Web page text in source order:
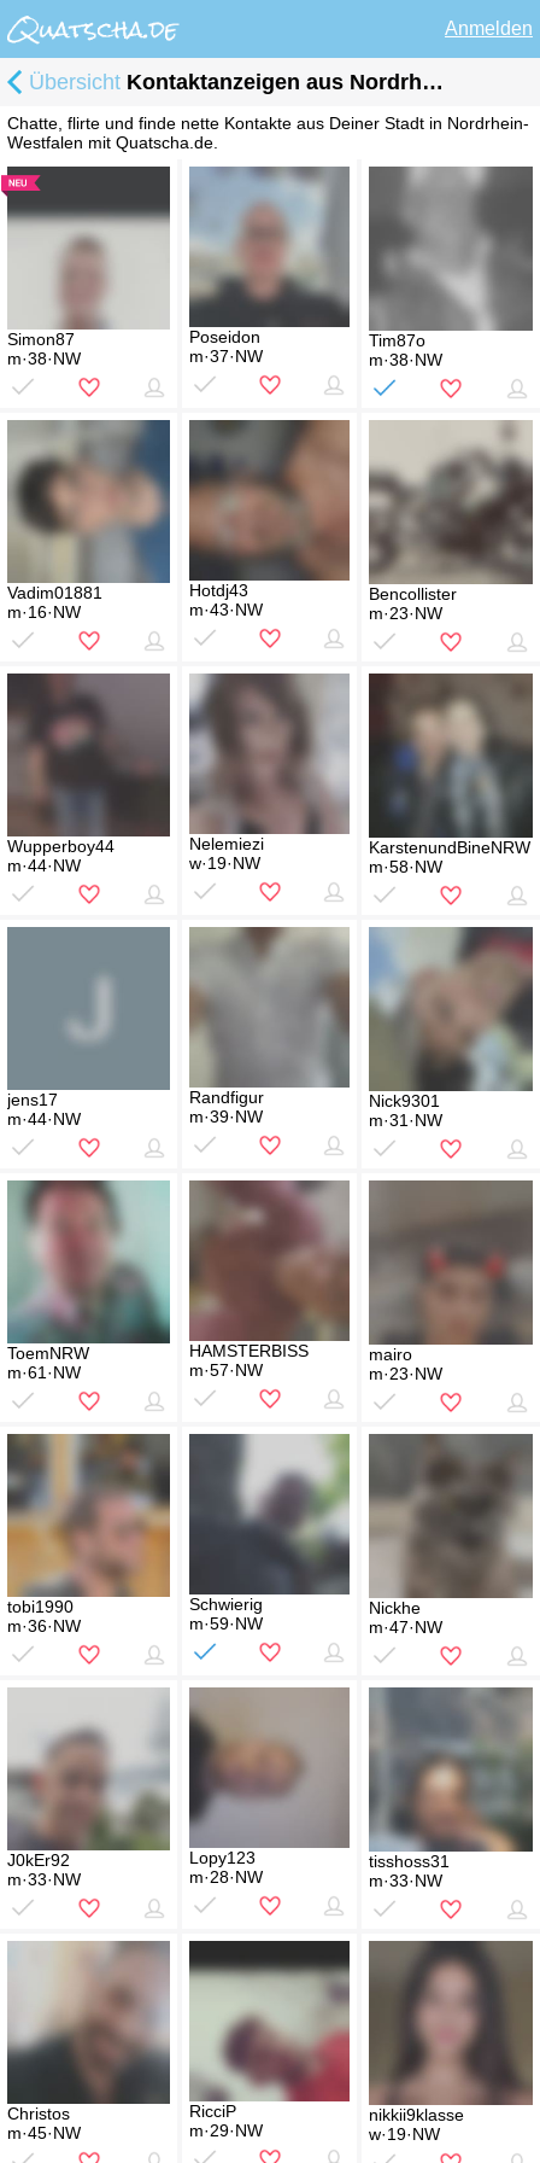
Anmelden
Übersicht Kontaktanzeigen aus Nordrhein-Westfalen
Chatte, flirte und finde nette Kontakte aus Deiner Stadt in Nordrhein-
Westfalen mit Quatscha.de.
Simon87
m·38·NW
Poseidon
m·37·NW
Tim87o
m·38·NW
Vadim01881
m·16·NW
Hotdj43
m·43·NW
Bencollister
m·23·NW
Wupperboy44
m·44·NW
Nelemiezi
w·19·NW
KarstenundBineNRW
m·58·NW
jens17
m·44·NW
Randfigur
m·39·NW
Nick9301
m·31·NW
ToemNRW
m·61·NW
HAMSTERBISS
m·57·NW
mairo
m·23·NW
tobi1990
m·36·NW
Schwierig
m·59·NW
Nickhe
m·47·NW
J0kEr92
m·33·NW
Lopy123
m·28·NW
tisshoss31
m·33·NW
Christos
m·45·NW
RicciP
m·29·NW
nikkii9klasse
w·19·NW